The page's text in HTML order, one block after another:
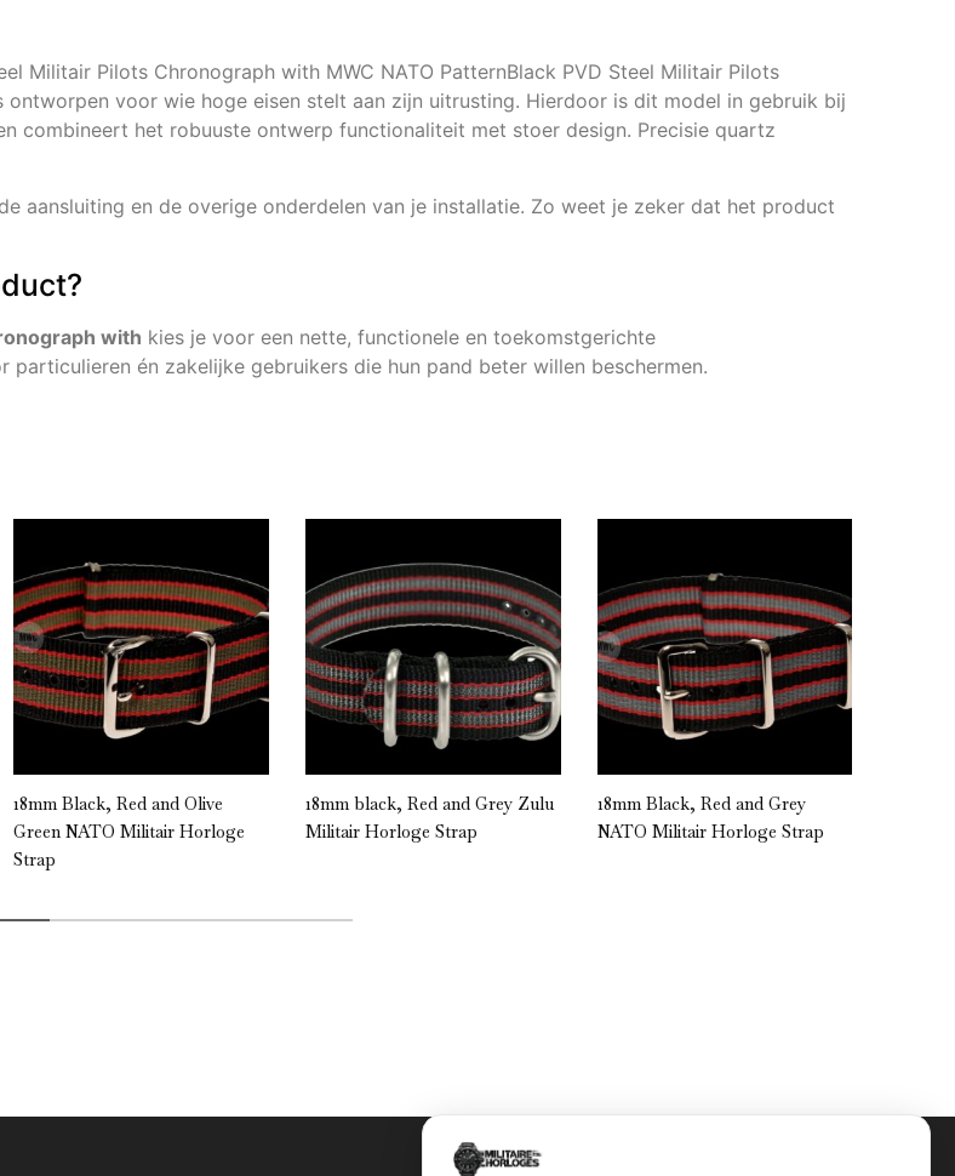
Militair Pilots Chronograph with MWC NATO PatternBlack PVD Steel Militair Pilots
voor wie hoge eisen stelt aan zijn uitrusting. Hierdoor is dit model in gebruik bij
combineert het robuuste ontwerp functionaliteit met stoer design. Precisie quartz
aansluiting en de overige onderdelen van je installatie. Zo weet je zeker dat het product
with kies je voor een nette, functionele en toekomstgerichte
én zakelijke gebruikers die hun pand beter willen beschermen.
18mm Black, Red and Olive
Green NATO Militair Horloge
Strap
18mm black, Red and Grey Zulu
Militair Horloge Strap
18mm Black, Red and Grey
NATO Militair Horloge Strap